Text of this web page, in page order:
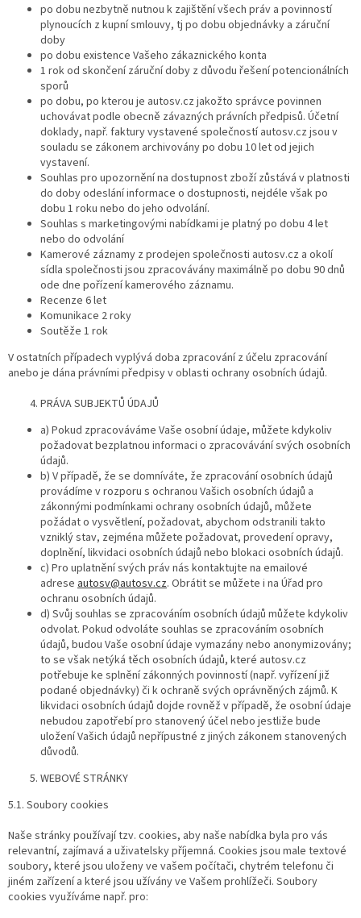
po dobu nezbytně nutnou k zajištění všech práv a povinností
plynoucích z kupní smlouvy, tj po dobu objednávky a záruční
doby
po dobu existence Vašeho zákaznického konta
1 rok od skončení záruční doby z důvodu řešení potencionálních
sporů
po dobu, po kterou je autosv.cz jakožto správce povinnen
uchovávat podle obecně závazných právních předpisů. Účetní
doklady, např. faktury vystavené společností autosv.cz jsou v
souladu se zákonem archivovány po dobu 10 let od jejich
vystavení.
Souhlas pro upozornění na dostupnost zboží zůstává v platnosti
do doby odeslání informace o dostupnosti, nejdéle však po
dobu 1 roku nebo do jeho odvolání.
Souhlas s marketingovými nabídkami je platný po dobu 4 let
nebo do odvolání
Kamerové záznamy z prodejen společnosti autosv.cz a okolí
sídla společnosti jsou zpracovávány maximálně po dobu 90 dnů
ode dne pořízení kamerového záznamu.
Recenze 6 let
Komunikace 2 roky
Soutěže 1 rok
V ostatních případech vyplývá doba zpracování z účelu zpracování
anebo je dána právními předpisy v oblasti ochrany osobních údajů.
PRÁVA SUBJEKTŮ ÚDAJŮ
a) Pokud zpracováváme Vaše osobní údaje, můžete kdykoliv
požadovat bezplatnou informaci o zpracovávání svých osobních
údajů.
b) V případě, že se domníváte, že zpracování osobních údajů
provádíme v rozporu s ochranou Vašich osobních údajů a
zákonnými podmínkami ochrany osobních údajů, můžete
požádat o vysvětlení, požadovat, abychom odstranili takto
vzniklý stav, zejména můžete požadovat, provedení opravy,
doplnění, likvidaci osobních údajů nebo blokaci osobních údajů.
c) Pro uplatnění svých práv nás kontaktujte na emailové
adrese autosv@autosv.cz. Obrátit se můžete i na Úřad pro
ochranu osobních údajů.
d) Svůj souhlas se zpracováním osobních údajů můžete kdykoliv
odvolat. Pokud odvoláte souhlas se zpracováním osobních
údajů, budou Vaše osobní údaje vymazány nebo anonymizovány;
to se však netýká těch osobních údajů, které autosv.cz
potřebuje ke splnění zákonných povinností (např. vyřízení již
podané objednávky) či k ochraně svých oprávněných zájmů. K
likvidaci osobních údajů dojde rovněž v případě, že osobní údaje
nebudou zapotřebí pro stanovený účel nebo jestliže bude
uložení Vašich údajů nepřípustné z jiných zákonem stanovených
důvodů.
WEBOVÉ STRÁNKY
5.1. Soubory cookies
Naše stránky používají tzv. cookies, aby naše nabídka byla pro vás
relevantní, zajímavá a uživatelsky příjemná. Cookies jsou male textové
soubory, které jsou uloženy ve vašem počítači, chytrém telefonu či
jiném zařízení a které jsou užívány ve Vašem prohlížeči. Soubory
cookies využíváme např. pro: